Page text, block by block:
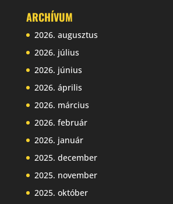
ARCHÍVUM
2026. augusztus
2026. július
2026. június
2026. április
2026. március
2026. február
2026. január
2025. december
2025. november
2025. október